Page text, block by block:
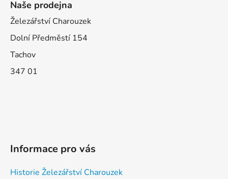
Naše prodejna
Železářství Charouzek
Dolní Předměstí 154
Tachov
347 01
Informace pro vás
Historie Železářství Charouzek